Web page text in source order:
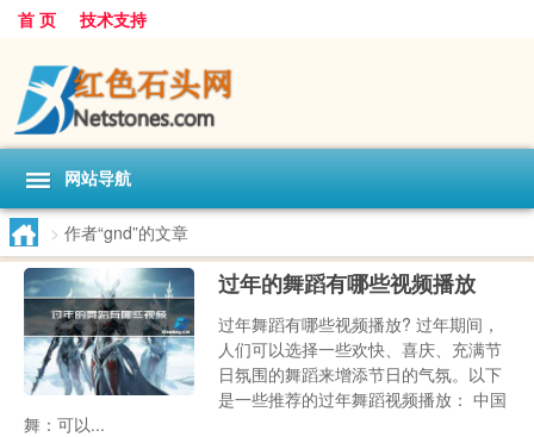
首 页 技术支持
网站导航
> 作者“gnd”的文章
过年的舞蹈有哪些视频播放
过年舞蹈有哪些视频播放? 过年期间，
人们可以选择一些欢快、喜庆、充满节
日氛围的舞蹈来增添节日的气氛。以下
是一些推荐的过年舞蹈视频播放： 中国
舞：可以...